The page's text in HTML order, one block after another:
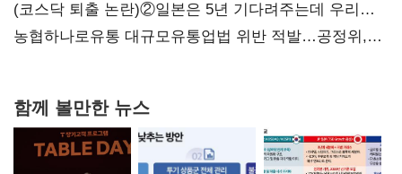
불만 확산
(코스닥 퇴출 논란)②일본은 5년 기다려주는데 우리는
당장 퇴출?…시간만으론 부족한 코스닥 구하기
농협하나로유통 대규모유통업법 위반 적발…공정위,
함께 볼만한 뉴스